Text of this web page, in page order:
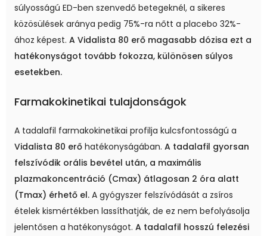
súlyosságú ED-ben szenvedő betegeknél, a sikeres
közösülések aránya pedig 75%-ra nőtt a placebo 32%-
ához képest. A Vidalista 80 erő magasabb dózisa ezt a
hatékonyságot tovább fokozza, különösen súlyos
esetekben.
Farmakokinetikai tulajdonságok
A tadalafil farmakokinetikai profilja kulcsfontosságú a
Vidalista 80 erő hatékonyságában. A tadalafil gyorsan
felszívódik orális bevétel után, a maximális
plazmakoncentráció (Cmax) átlagosan 2 óra alatt
(Tmax) érhető el. A gyógyszer felszívódását a zsíros
ételek kismértékben lassíthatják, de ez nem befolyásolja
jelentősen a hatékonyságot. A tadalafil hosszú felezési